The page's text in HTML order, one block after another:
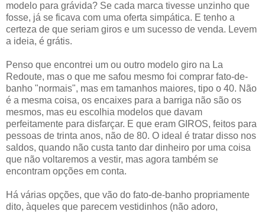
modelo para grávida? Se cada marca tivesse unzinho que
fosse, já se ficava com uma oferta simpática. E tenho a
certeza de que seriam giros e um sucesso de venda. Levem
a ideia, é grátis.
Penso que encontrei um ou outro modelo giro na La
Redoute, mas o que me safou mesmo foi comprar fato-de-
banho "normais", mas em tamanhos maiores, tipo o 40. Não
é a mesma coisa, os encaixes para a barriga não são os
mesmos, mas eu escolhia modelos que davam
perfeitamente para disfarçar. E que eram GIROS, feitos para
pessoas de trinta anos, não de 80. O ideal é tratar disso nos
saldos, quando não custa tanto dar dinheiro por uma coisa
que não voltaremos a vestir, mas agora também se
encontram opções em conta.
Há várias opções, que vão do fato-de-banho propriamente
dito, àqueles que parecem vestidinhos (não adoro,